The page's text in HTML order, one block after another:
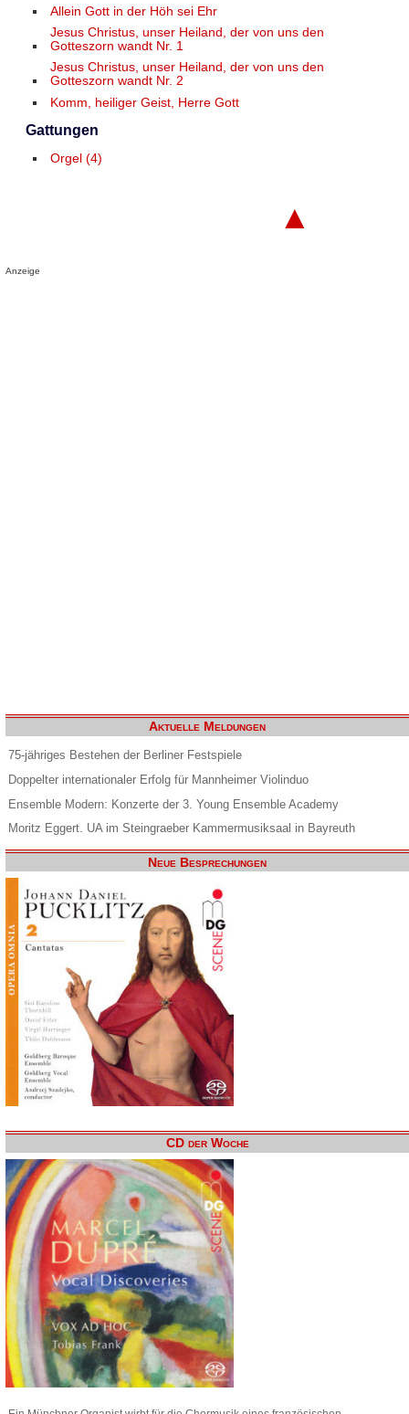
Allein Gott in der Höh sei Ehr
Jesus Christus, unser Heiland, der von uns den
Gotteszorn wandt Nr. 1
Jesus Christus, unser Heiland, der von uns den
Gotteszorn wandt Nr. 2
Komm, heiliger Geist, Herre Gott
Gattungen
Orgel (4)
▲
Anzeige
Aktuelle Meldungen
75-jähriges Bestehen der Berliner Festspiele
Doppelter internationaler Erfolg für Mannheimer Violinduo
Ensemble Modern: Konzerte der 3. Young Ensemble Academy
Moritz Eggert. UA im Steingraeber Kammermusiksaal in Bayreuth
Neue Besprechungen
CD der Woche